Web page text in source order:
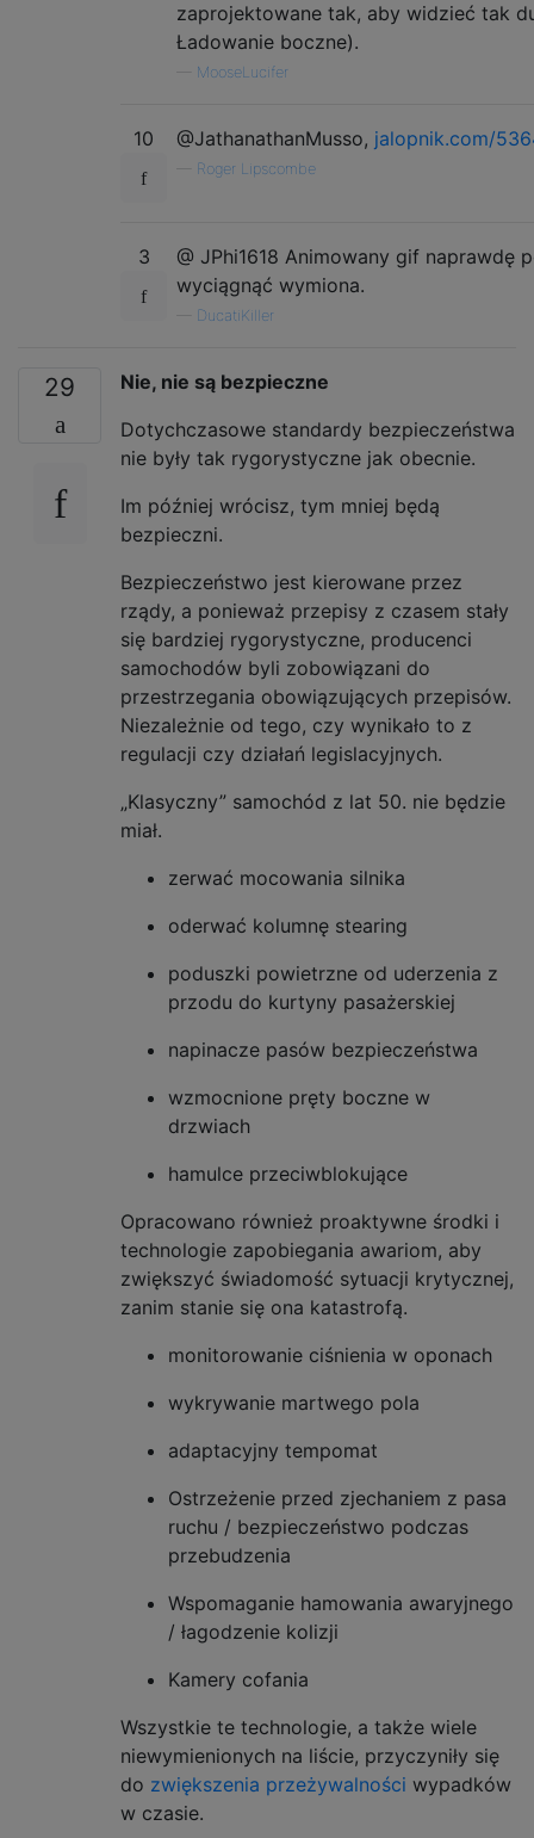
zaprojektowane tak, aby widzieć tak
Ładowanie boczne).
MooseLucifer
10 @JathanathanMusso, jalopnik.com/
Roger Lipscombe
3
@ JPhi1618 Animowany gif naprawdę
wyciągnąć wymiona.
DucatiKiller
29
Nie, nie są bezpieczne
Dotychczasowe standardy bezpieczeństwa
nie były tak rygorystyczne jak obecnie.
Im później wrócisz, tym mniej będą
bezpieczni.
Bezpieczeństwo jest kierowane przez
rządy, a ponieważ przepisy z czasem stały
się bardziej rygorystyczne, producenci
samochodów byli zobowiązani do
przestrzegania obowiązujących przepisów.
Niezależnie od tego, czy wynikało to z
regulacji czy działań legislacyjnych.
„Klasyczny” samochód z lat 50. nie będzie
miał.
zerwać mocowania silnika
oderwać kolumnę stearing
poduszki powietrzne od uderzenia z
przodu do kurtyny pasażerskiej
napinacze pasów bezpieczeństwa
wzmocnione pręty boczne w
drzwiach
hamulce przeciwblokujące
Opracowano również proaktywne środki i
technologie zapobiegania awariom, aby
zwiększyć świadomość sytuacji krytycznej,
zanim stanie się ona katastrofą.
monitorowanie ciśnienia w oponach
wykrywanie martwego pola
adaptacyjny tempomat
Ostrzeżenie przed zjechaniem z pasa
ruchu / bezpieczeństwo podczas
przebudzenia
Wspomaganie hamowania awaryjnego
/ łagodzenie kolizji
Kamery cofania
Wszystkie te technologie, a także wiele
niewymienionych na liście, przyczyniły się
do zwiększenia przeżywalności wypadków
w czasie.